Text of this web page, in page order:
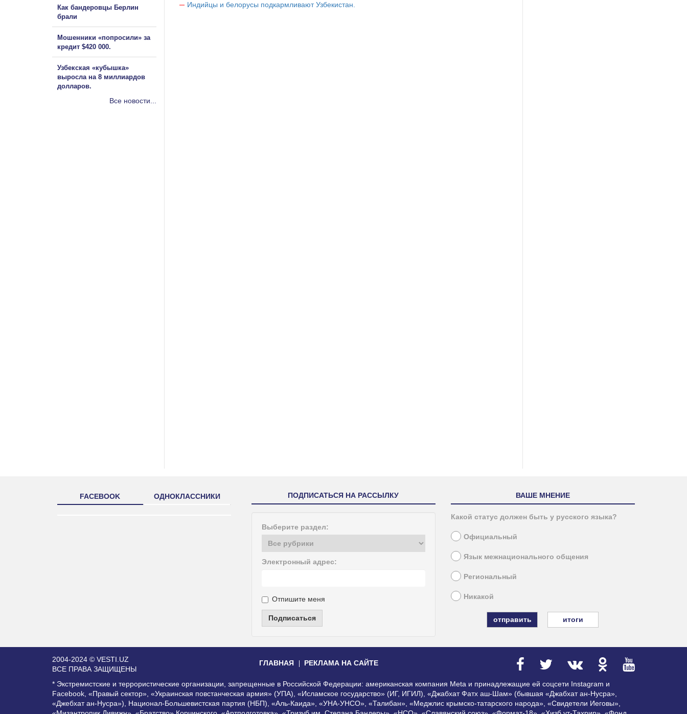
Индийцы и белорусы подкармливают Узбекистан.
Как бандеровцы Берлин
брали
Мошенники «попросили» за
кредит $420 000.
Узбекская «кубышка»
выросла на 8 миллиардов
долларов.
Все новости...
FACEBOOK ОДНОКЛАССНИКИ ПОДПИСАТЬСЯ НА РАССЫЛКУ
Выберите раздел:
Электронный адрес:
Отпишите меня
Подписаться
ВАШЕ МНЕНИЕ
Какой статус должен быть у русского языка?
Официальный
Язык межнационального общения
Региональный
Никакой
итоги
2004-2024 © VESTI.UZ
ВСЕ ПРАВА ЗАЩИЩЕНЫ
ГЛАВНАЯ РЕКЛАМА НА САЙТЕ
* Экстремистские и террористические организации, запрещенные в Российской Федерации: американская компания Meta и принадлежащие ей соцсети Instagram и
Facebook, «Правый сектор», «Украинская повстанческая армия» (УПА), «Исламское государство» (ИГ, ИГИЛ), «Джабхат Фатх аш-Шам» (бывшая «Джабхат ан-Нусра»,
«Джебхат ан-Нусра»), Национал-Большевистская партия (НБП), «Аль-Каида», «УНА-УНСО», «Талибан», «Меджлис крымско-татарского народа», «Свидетели Иеговы»,